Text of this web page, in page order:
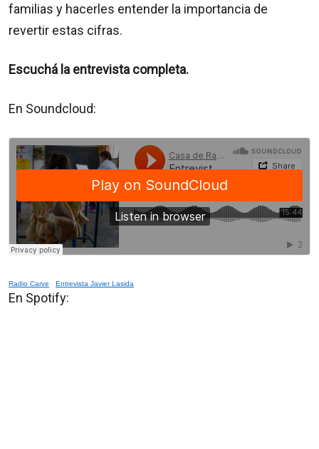
familias y hacerles entender la importancia de
revertir estas cifras.
Escuchá la entrevista completa.
En Soundcloud:
Radio Carve · Entrevista Javier Lasida
En Spotify: